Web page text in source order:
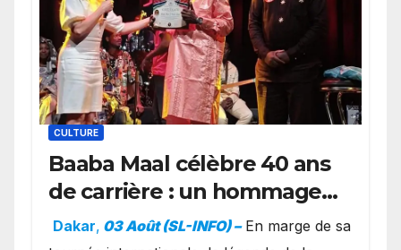
CULTURE
Baaba Maal célèbre 40 ans
de carrière : un hommage
exceptionnel à Oslo en
Dakar, 03 Août (SL-INFO) – ​En marge de sa